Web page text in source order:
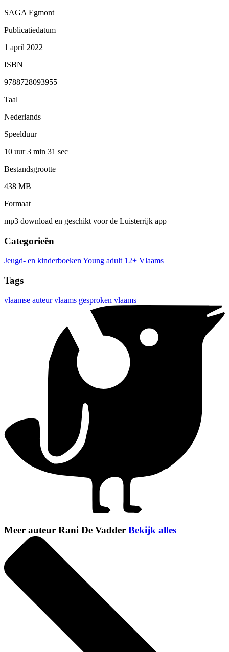
SAGA Egmont
Publicatiedatum
1 april 2022
ISBN
9788728093955
Taal
Nederlands
Speelduur
10 uur 3 min 31 sec
Bestandsgrootte
438 MB
Formaat
mp3 download en geschikt voor de Luisterrijk app
Categorieën
Jeugd- en kinderboeken Young adult 12+ Vlaams
Tags
vlaamse auteur vlaams gesproken vlaams
Meer auteur Rani De Vadder Bekijk alles